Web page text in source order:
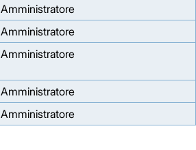
Amministratore
Amministratore
Amministratore
Amministratore
Amministratore